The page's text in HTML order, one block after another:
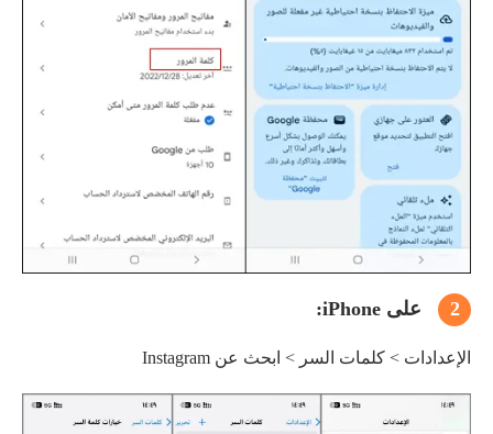
2 على iPhone:
الإعدادات > كلمات السر > ابحث عن Instagram